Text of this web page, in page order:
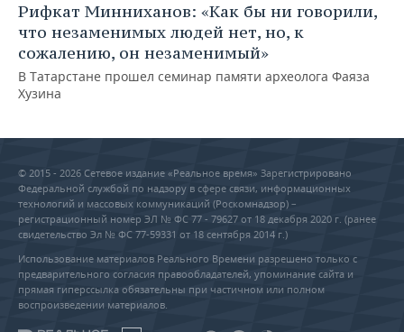
Рифкат Минниханов: «Как бы ни говорили,
что незаменимых людей нет, но, к
сожалению, он незаменимый»
В Татарстане прошел семинар памяти археолога Фаяза
Хузина
© 2015 - 2026 Сетевое издание «Реальное время» Зарегистрировано
Федеральной службой по надзору в сфере связи, информационных
технологий и массовых коммуникаций (Роскомнадзор) –
регистрационный номер ЭЛ № ФС 77 - 79627 от 18 декабря 2020 г. (ранее
свидетельство Эл № ФС 77-59331 от 18 сентября 2014 г.)
Использование материалов Реального Времени разрешено только с
предварительного согласия правообладателей, упоминание сайта и
прямая гиперссылка обязательны при частичном или полном
воспроизведении материалов.